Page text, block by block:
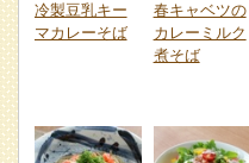
冷製豆乳キー
マカレーそば
春キャベツの
カレーミルク
煮そば